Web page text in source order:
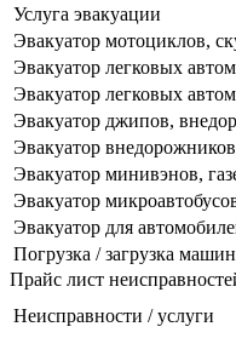
Услуга эвакуации
Эвакуатор мотоциклов,
Эвакуатор легковых
Эвакуатор легковых
Эвакуатор джипов,
Эвакуатор
Эвакуатор минивэнов,
Эвакуатор
Эвакуатор для
Погрузка / загрузка
Прайс лист
Неисправности / услуги